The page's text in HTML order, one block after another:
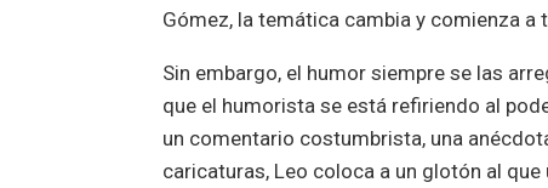
Gómez, la temática cambia y comienza
Sin embargo, el humor siempre se las
que el humorista se está refiriendo al
un comentario costumbrista, una
caricaturas, Leo coloca a un glotón al